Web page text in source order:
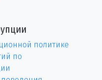
политике
по